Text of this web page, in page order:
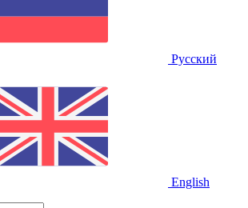
Русский
English